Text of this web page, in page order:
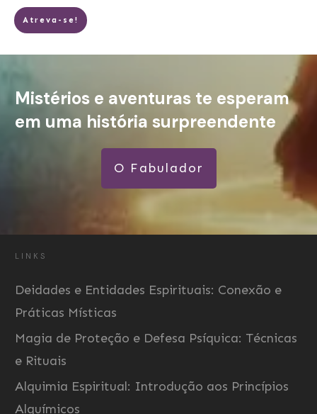
Atreva-se!
Mistérios e aventuras te esperam
em uma história surpreendente
O Fabulador
LINKS
Deidades e Entidades Espirituais: Conexão e
Práticas Místicas
Magia de Proteção e Defesa Psíquica: Técnicas
e Rituais
Alquimia Espiritual: Introdução aos Princípios
Alquímicos